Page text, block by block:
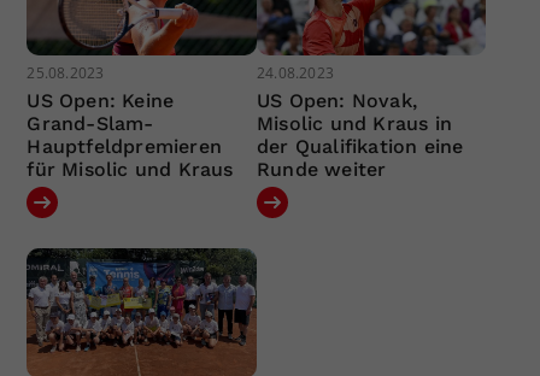
25.08.2023
US Open: Keine
Grand-Slam-
Hauptfeldpremieren
für Misolic und Kraus
24.08.2023
US Open: Novak,
Misolic und Kraus in
der Qualifikation eine
Runde weiter